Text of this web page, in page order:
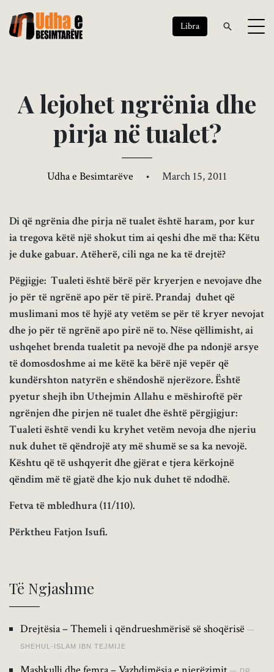
Libra
Alejohetngrënia dhe
pirjanëtualet?
Udha e Besimtarëve • March 15, 2011
Di që ngrënia dhe pirja në tualet është haram, por kur
ia tregova këtë një shokut tim ai qeshi dhe më tha: Këtu
je duke gabuar. Atëherë, cili nga ne ka të drejtë?
Pëgjigje: Tualeti është bërë për kryerjen e nevojave dhe
jo për të ngrënë apo për të pirë. Prandaj duhet që
muslimani mos të hyjë aty vetëm se për të kryer nevojat
dhe jo për të ngrënë apo pirë në to. Nëse qëllimisht, ai
ushqehet brenda tualetit pa nevojë dhe pa ndonjë arsye
të domosdoshme ai me këtë ka bërë një vepër që
kundërshton natyrën e shëndoshë njerëzore. Është
pyetur shejh ibn Uthejmin Allahu e mëshiroftë për
ngrënjen dhe pirjen në tualet dhe është përgjigjur:
Tualeti është vendi ku kryhet vetëm nevoja dhe njeriu
nuk duhet të qëndrojë aty më shumë se sa ka nevojë.
Kështu që të ushqyerit dhe gjërat e tjera kërkojnë
qëndim më të gjatë dhe kjo nuk duhet të ndodhë.
Fetva të mbledhura (11/110).
Përktheu Fatjon Isufi.
Të Ngjashme
Drejtësia – Themeli i qëndrueshmërisë së shoqërisë
SHEHUL-ISLAM IBN TEJMIJE